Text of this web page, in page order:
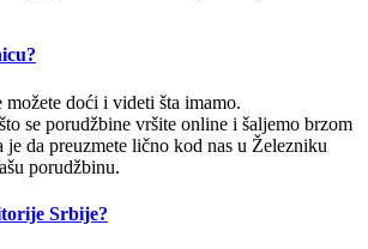
možete doći i videti šta imamo.
se porudžbine vršite online i šaljemo brzom
da preuzmete lično kod nas u Železniku
porudžbinu.
Srbije?